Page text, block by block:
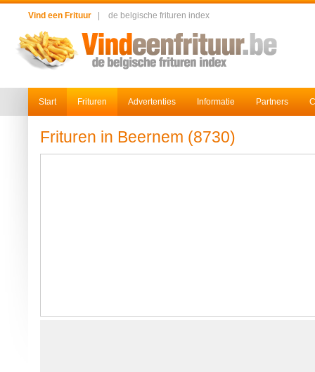
Vind een Frituur de belgische frituren index
Start Frituren Advertenties Informatie Partners
Frituren in Beernem (8730)